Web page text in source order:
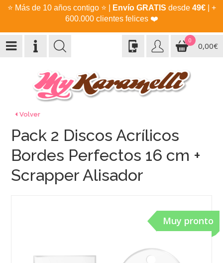
⭐ Más de 10 años contigo ⭐ Envío GRATIS desde 49€| +
600.000 clientes felices ❤️
0
0,00€
Volver
Muy pronto
Pack 2 Discos Acrílicos
Bordes Perfectos 16 cm +
Scrapper Alisador